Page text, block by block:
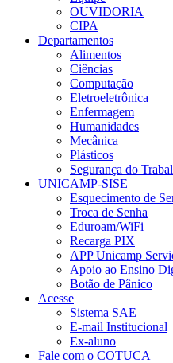
OUVIDORIA
CIPA
Departamentos
Alimentos
Ciências
Computação
Eletroeletrônica
Enfermagem
Humanidades
Mecânica
Plásticos
Segurança do
UNICAMP-SISE
Esquecimento de
Troca de Senha
Eduroam/WiFi
Recarga PIX
APP Unicamp
Apoio ao Ensino
Botão de Pânico
Acesse
Sistema SAE
E-mail Institucional
Ex-aluno
Fale com o COTUCA